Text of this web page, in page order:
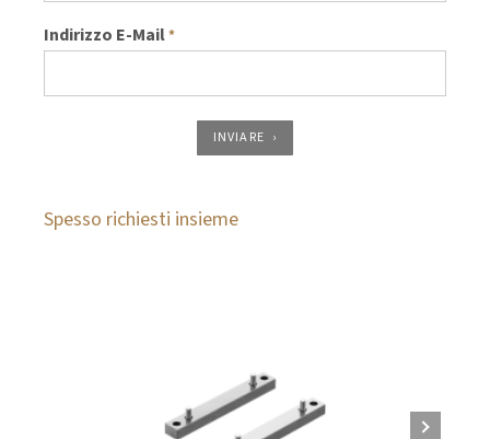
Indirizzo E-Mail*
INVIARE
Spesso richiesti insieme